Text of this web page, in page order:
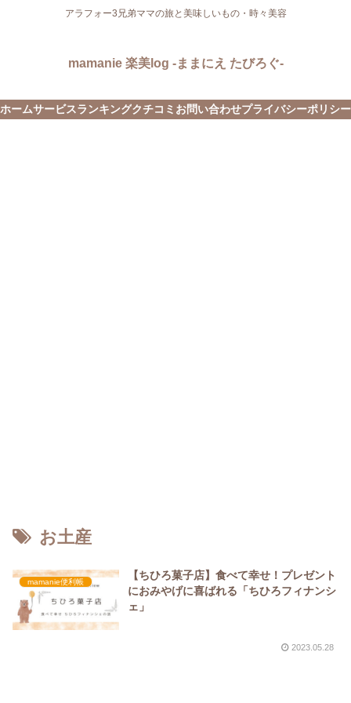
アラフォー3兄弟ママの旅と美味しいもの・時々美容
mamanie 楽美log -ままにえ たびろぐ-
ホームサービスランキングクチコミ お問い合わせプライバシーポリシー
お土産
mamanie便利帳
【ちひろ菓子店】食べて幸せ！プレゼント
におみやげに喜ばれる「ちひろフィナンシ
ェ」
2023.05.28